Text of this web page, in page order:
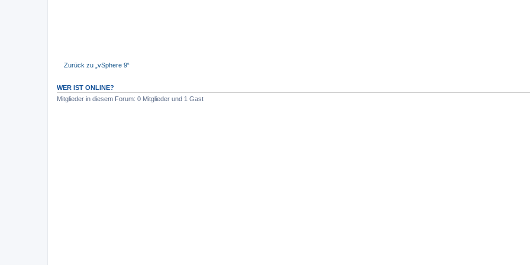
Zurück zu „vSphere 9“
WER IST ONLINE?
Mitglieder in diesem Forum: 0 Mitglieder und 1 Gast